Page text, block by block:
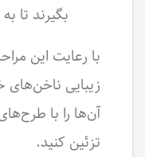
بگیرند
با رعایت این
زیبایی ناخن‌های
آن‌ها را با
تزئین کنید.